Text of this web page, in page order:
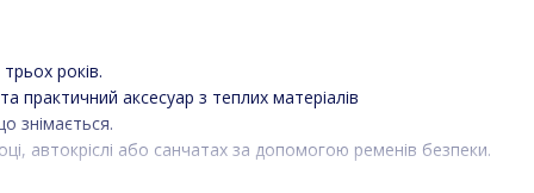
років.
аксесуар з теплих матеріалів
знімається.
автокріслі або санчатах за допомогою ременів безпеки.